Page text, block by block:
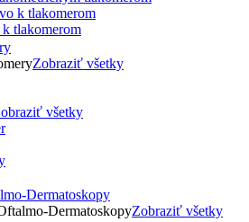
k tlakomerom
Zobraziť všetky
všetky
Dermatoskopy
DermatoskopyZobraziť všetky